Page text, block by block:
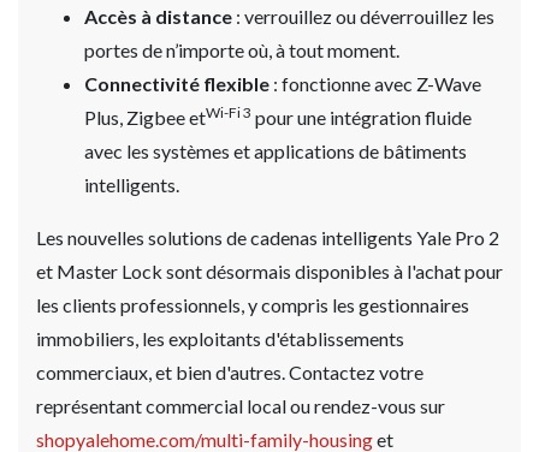
Accès à distance : verrouillez ou déverrouillez les
portes de n’importe où, à tout moment.
Connectivité flexible : fonctionne avec Z-Wave
Plus, Zigbee etWi-Fi 3 pour une intégration fluide
avec les systèmes et applications de bâtiments
intelligents.
Les nouvelles solutions de cadenas intelligents Yale Pro 2
et Master Lock sont désormais disponibles à l'achat pour
les clients professionnels, y compris les gestionnaires
immobiliers, les exploitants d'établissements
commerciaux, et bien d'autres. Contactez votre
représentant commercial local ou rendez-vous sur
shopyalehome.com/multi-family-housinget